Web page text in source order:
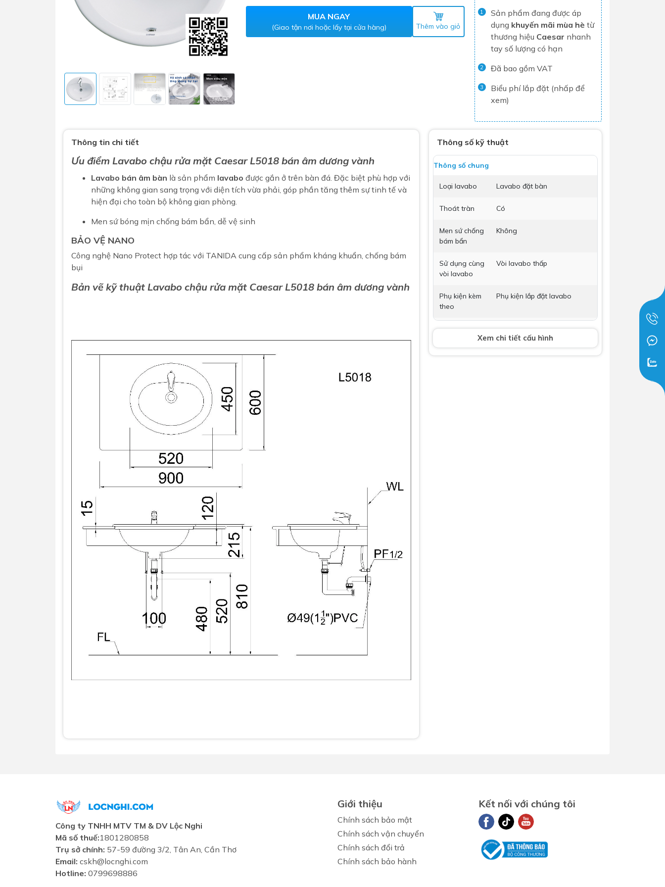
Sen tắm
Máy nước nóng gián tiếp
Tủ lạnh
Máy rửa chén
Nồi chiên không dầu
Nồi cơm điện
Gia dụng
Gương nhà vệ sinh - nhà tắm
Máy sấy tay
Nắp bồn cầu
Nắp điện tử
chọn
Combo thiết bị vệ sinh chính hãng
Combo Máy nước nóng năng lượng
mặt trời
Combo thiết bị vệ sinh cao cấp
Dịch Vụ Lắp Đặt Thiết Bị Nhà Bếp
Lộc Nghi Cần Thơ – Chuyên
Nghiệp và Tận Tâm
Dịch Vụ Lắp Đặt Thiết Bị Ngành
Nước Lộc Nghi Cần Thơ – Chuyên
Kiện Nhà Tắm Lộc Nghi Cần Thơ –
Dịch Vụ Lắp Đặt Bồn Cầu &
Chuyên Nghiệp & Tận Tâm
MUA NGAY
(Giao tận nơi hoặc lấy tại cửa hàng) Thêm vào giỏ
1
Sản phẩm đang được áp
dụng khuyến mãi mùa hè từ
thương hiệu Caesar nhanh
tay số lượng có hạn
2 Đã bao gồm VAT
3
Biểu phí lắp đặt (nhấp để
xem)
Thông số kỹ thuật
Thông số chung
Loại lavabo Lavabo đặt bàn
Thoát tràn Có
Men sứ chống
bám bẩn
Không
Sử dụng cùng
vòi lavabo
Vòi lavabo thấp
Phụ kiện kèm
theo
Phụ kiện lắp đặt lavabo
Vòi lavabo Không bao gồm
Bộ xả Không bao gồm
Xem chi tiết cấu hình
Thông tin chi tiết
Ưu điểm Lavabo chậu rửa mặt Caesar L5018 bán âm dương vành
Lavabo bán âm bàn là sản phẩm lavabo được gắn ở trên bàn đá. Đặc biệt phù hợp với
những không gian sang trọng với diện tích vừa phải, góp phần tăng thêm sự tinh tế và
hiện đại cho toàn bộ không gian phòng.
Men sứ bóng mịn chống bám bẩn, dễ vệ sinh
BẢO VỆ NANO
Công nghệ Nano Protect hợp tác với TANIDA cung cấp sản phẩm kháng khuẩn, chống bám
bụi
Bản vẽ kỹ thuật Lavabo chậu rửa mặt Caesar L5018 bán âm dương vành
Công ty TNHH MTV TM & DV Lộc Nghi
Mã số thuế:1801280858
Trụ sở chính: 57-59 đường 3/2, Tân An, Cần Thơ
Email: cskh@locnghi.com
Hotline: 0799698886
Giới thiệu
Chính sách bảo mật
Chính sách vận chuyển
Chính sách đổi trả
Chính sách bảo hành
Kết nối với chúng tôi